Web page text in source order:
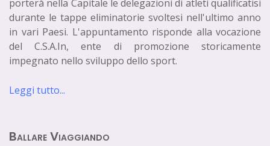
porterà nella Capitale le delegazioni di atleti qualificatisi
durante le tappe eliminatorie svoltesi nell'ultimo anno
in vari Paesi. L'appuntamento risponde alla vocazione
del C.S.A.In, ente di promozione storicamente
impegnato nello sviluppo dello sport.
Leggi tutto...
Ballare Viaggiando